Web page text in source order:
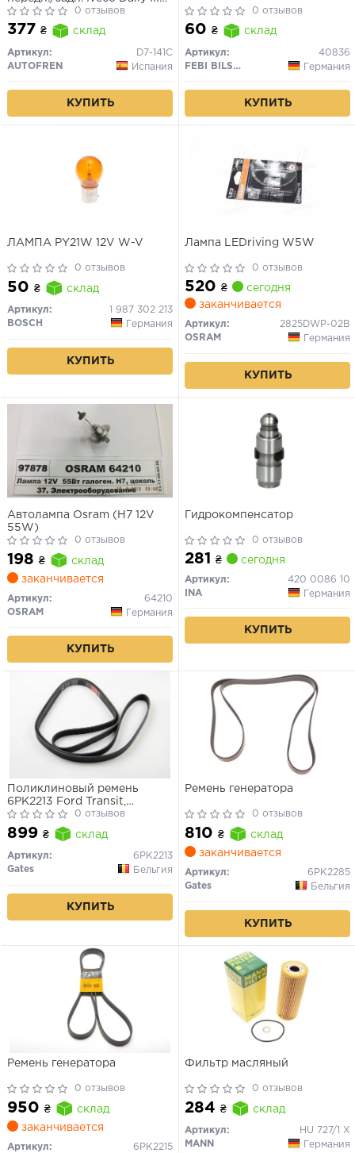
99-07 /MB Spinter, Vito 06-
/VW Crafter 06- (Brembo
18mm)
0 отзывов
377 ₴ склад
Артикул:
D7-141C
AUTOFREN
Испания
КУПИТЬ
0 отзывов
60 ₴ склад
Артикул:
40836
FEBI BILSTEIN
Германия
КУПИТЬ
ЛАМПА PY21W 12V W-V
0 отзывов
50 ₴ склад
Артикул:
1 987 302 213
BOSCH
Германия
КУПИТЬ
Лампа LEDriving W5W
0 отзывов
520 ₴
сегодня
заканчивается
Артикул:
2825DWP-02B
OSRAM
Германия
КУПИТЬ
Автолампа Osram (H7 12V
55W)
0 отзывов
198 ₴
склад
заканчивается
Артикул:
64210
OSRAM
Германия
КУПИТЬ
Гидрокомпенсатор
0 отзывов
281 ₴ сегодня
Артикул:
420 0086 10
INA
Германия
КУПИТЬ
Поликлиновый ремень
6PK2213 Ford Transit,
Mercedes Sprinter
0 отзывов
899 ₴ склад
Артикул:
6PK2213
Gates
Бельгия
КУПИТЬ
Ремень генератора
0 отзывов
810 ₴
склад
заканчивается
Артикул:
6PK2285
Gates
Бельгия
КУПИТЬ
Ремень генератора
0 отзывов
950 ₴
склад
заканчивается
Артикул:
6PK2215
Фильтр масляный
0 отзывов
284 ₴ склад
Артикул:
HU 727/1 X
MANN
Германия